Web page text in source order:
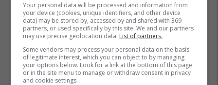
Your personal data will be processed and information from
your device (cookies, unique identifiers, and other device
data) may be stored by, accessed by and shared with 369
partners, or used specifically by this site. We and our partners
may use precise geolocation data. List of partners.
Some vendors may process your personal data on the basis
of legitimate interest, which you can object to by managing
your options below. Look for a link at the bottom of this page
or in the site menu to manage or withdraw consent in privacy
and cookie settings.